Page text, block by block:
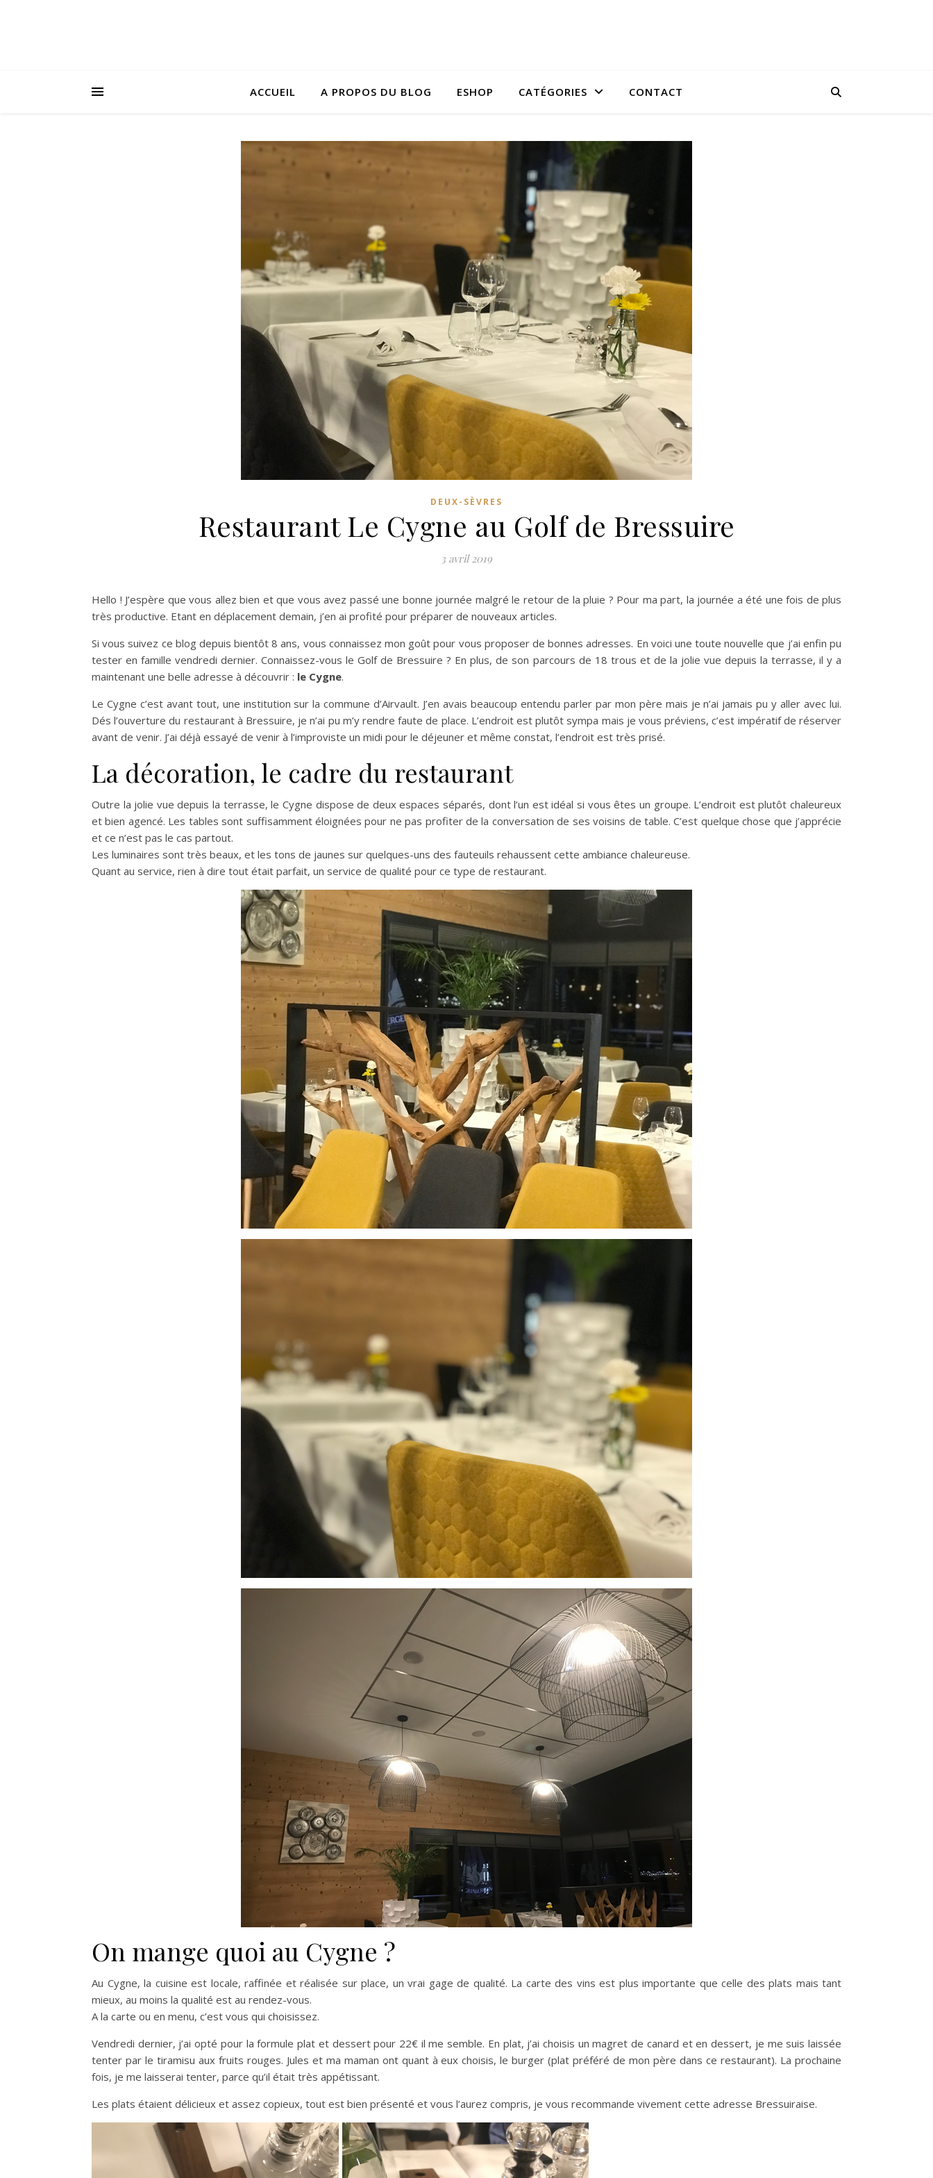
ACCUEIL A PROPOS DU BLOG ESHOP CATÉGORIES CONTACT
DEUX-SÈVRES
Restaurant Le Cygne au Golf de Bressuire
3 avril 2019
Hello ! J’espère que vous allez bien et que vous avez passé une bonne journée malgré le retour de la pluie ? Pour ma part, la journée a été une fois de plus
très productive. Etant en déplacement demain, j’en ai profité pour préparer de nouveaux articles.
Si vous suivez ce blog depuis bientôt 8 ans, vous connaissez mon goût pour vous proposer de bonnes adresses. En voici une toute nouvelle que j’ai enfin pu
tester en famille vendredi dernier. Connaissez-vous le Golf de Bressuire ? En plus, de son parcours de 18 trous et de la jolie vue depuis la terrasse, il y a
maintenant une belle adresse à découvrir : le Cygne.
Le Cygne c’est avant tout, une institution sur la commune d’Airvault. J’en avais beaucoup entendu parler par mon père mais je n’ai jamais pu y aller avec lui.
Dés l’ouverture du restaurant à Bressuire, je n’ai pu m’y rendre faute de place. L’endroit est plutôt sympa mais je vous préviens, c’est impératif de réserver
avant de venir. J’ai déjà essayé de venir à l’improviste un midi pour le déjeuner et même constat, l’endroit est très prisé.
La décoration, le cadre du restaurant
Outre la jolie vue depuis la terrasse, le Cygne dispose de deux espaces séparés, dont l’un est idéal si vous êtes un groupe. L’endroit est plutôt chaleureux
et bien agencé. Les tables sont suffisamment éloignées pour ne pas profiter de la conversation de ses voisins de table. C’est quelque chose que j’apprécie
et ce n’est pas le cas partout.
Les luminaires sont très beaux, et les tons de jaunes sur quelques-uns des fauteuils rehaussent cette ambiance chaleureuse.
Quant au service, rien à dire tout était parfait, un service de qualité pour ce type de restaurant.
On mange quoi au Cygne ?
Au Cygne, la cuisine est locale, raffinée et réalisée sur place, un vrai gage de qualité. La carte des vins est plus importante que celle des plats mais tant
mieux, au moins la qualité est au rendez-vous.
A la carte ou en menu, c’est vous qui choisissez.
Vendredi dernier, j’ai opté pour la formule plat et dessert pour 22€ il me semble. En plat, j’ai choisis un magret de canard et en dessert, je me suis laissée
tenter par le tiramisu aux fruits rouges. Jules et ma maman ont quant à eux choisis, le burger (plat préféré de mon père dans ce restaurant). La prochaine
fois, je me laisserai tenter, parce qu’il était très appétissant.
Les plats étaient délicieux et assez copieux, tout est bien présenté et vous l’aurez compris, je vous recommande vivement cette adresse Bressuiraise.